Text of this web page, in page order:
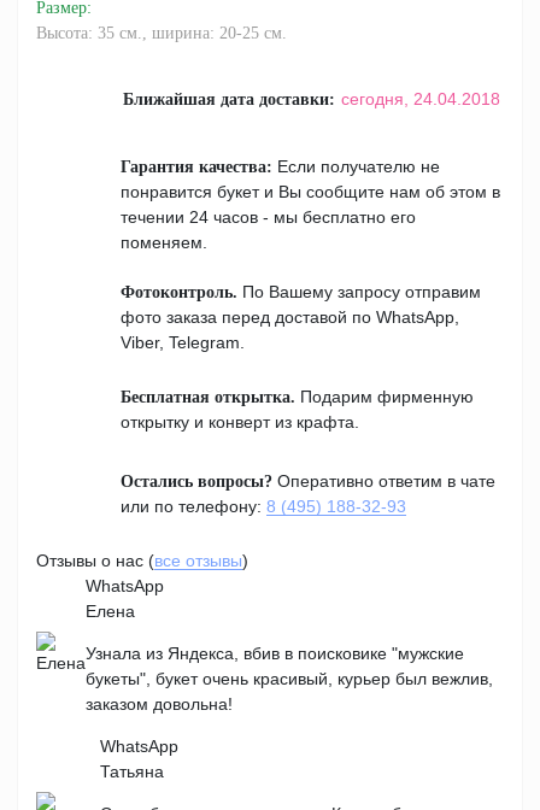
Размер:
Высота: 35 см., ширина: 20-25 см.
Ближайшая дата доставки: сегодня, 24.04.2018
Гарантия качества: Если получателю не
понравится букет и Вы сообщите нам об этом в
течении 24 часов - мы бесплатно его
поменяем.
Фотоконтроль. По Вашему запросу отправим
фото заказа перед доставой по WhatsApp,
Viber, Telegram.
Бесплатная открытка. Подарим фирменную
открытку и конверт из крафта.
Остались вопросы? Оперативно ответим в чате
или по телефону: 8 (495) 188-32-93
Отзывы о нас (все отзывы)
WhatsApp
Елена
Узнала из Яндекса, вбив в поисковике "мужские
букеты", букет очень красивый, курьер был вежлив,
заказом довольна!
WhatsApp
Татьяна